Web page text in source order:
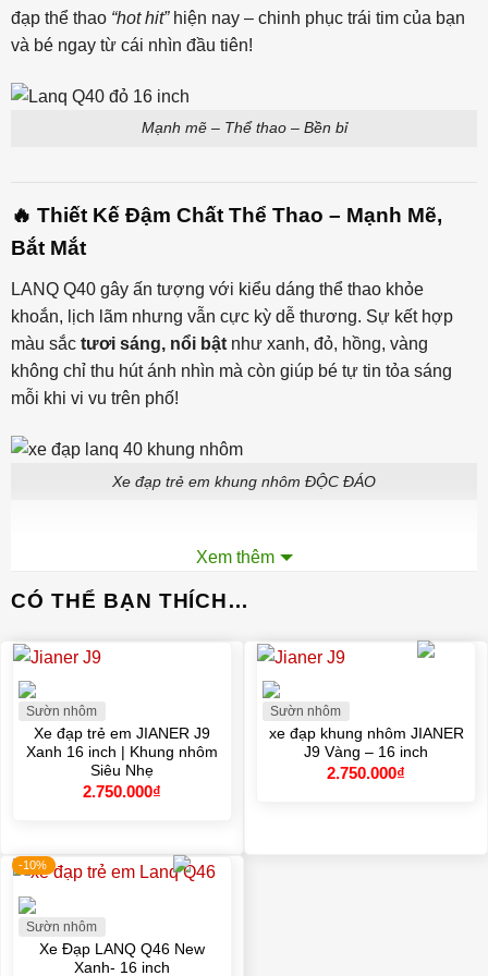
đạp thể thao “hot hit”hiện nay – chinh phục trái tim của bạn
và bé ngay từ cái nhìn đầu tiên!
Mạnh mẽ – Thể thao – Bền bỉ
🔥 Thiết Kế Đậm Chất Thể Thao – Mạnh Mẽ,
Bắt Mắt
LANQ Q40 gây ấn tượng với kiểu dáng thể thao khỏe
khoắn, lịch lãm nhưng vẫn cực kỳ dễ thương. Sự kết hợp
màu sắc tươi sáng, nổi bật như xanh, đỏ, hồng, vàng
không chỉ thu hút ánh nhìn mà còn giúp bé tự tin tỏa sáng
mỗi khi vi vu trên phố!
Xe đạp trẻ em khung nhôm ĐỘC ĐÁO
💎 Khung Sườn Nhôm Đúc Nguyên Khối –
Siêu Bền, Siêu Nhẹ
Điểm “ăn tiền” nhất của LANQ Q40 chính làkhung nhôm
đúc liền nguyên khối
, mang đến vẻ đẹp hiện đại, chắc
chắn và cực kỳ bền bỉ. Đặc biệt, chất liệu nhôm cao cấp
giúp xe
nhẹ hơn, dễ dàng để bé
tự nâng lên, di chuyển
hoặc quay đầu.
🛡️ An Toàn Tối Đa Với Phanh Đĩa Hiện Đại
Không như các mẫu xe thông thường dùng phanh gôm,
Xem thêm
CÓ THỂ BẠN THÍCH…
Sườn nhôm
Xe đạp trẻ em JIANER J9
Xanh 16 inch | Khung nhôm
Siêu Nhẹ
2.750.000₫
Sườn nhôm
xe đạp khung nhôm JIANER
J9 Vàng – 16 inch
2.750.000₫
-10%
Sườn nhôm
Xe Đạp LANQ Q46 New
Xanh- 16 inch